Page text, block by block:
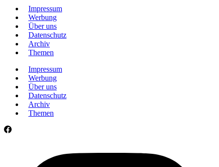
Impressum
Werbung
Über uns
Datenschutz
Archiv
Themen
Impressum
Werbung
Über uns
Datenschutz
Archiv
Themen